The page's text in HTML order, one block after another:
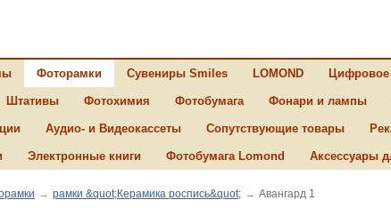
Фоторамки Сувениры Smiles LOMOND
Штативы Фотохимия Фотобумага Фонари и лампы
Аудио- и Видеокассеты Сопутствующие товары
Электронные книги Фотобумага Lomond Аксессуары
→ рамки &quot;Керамика роспись&quot; → Авангард 1